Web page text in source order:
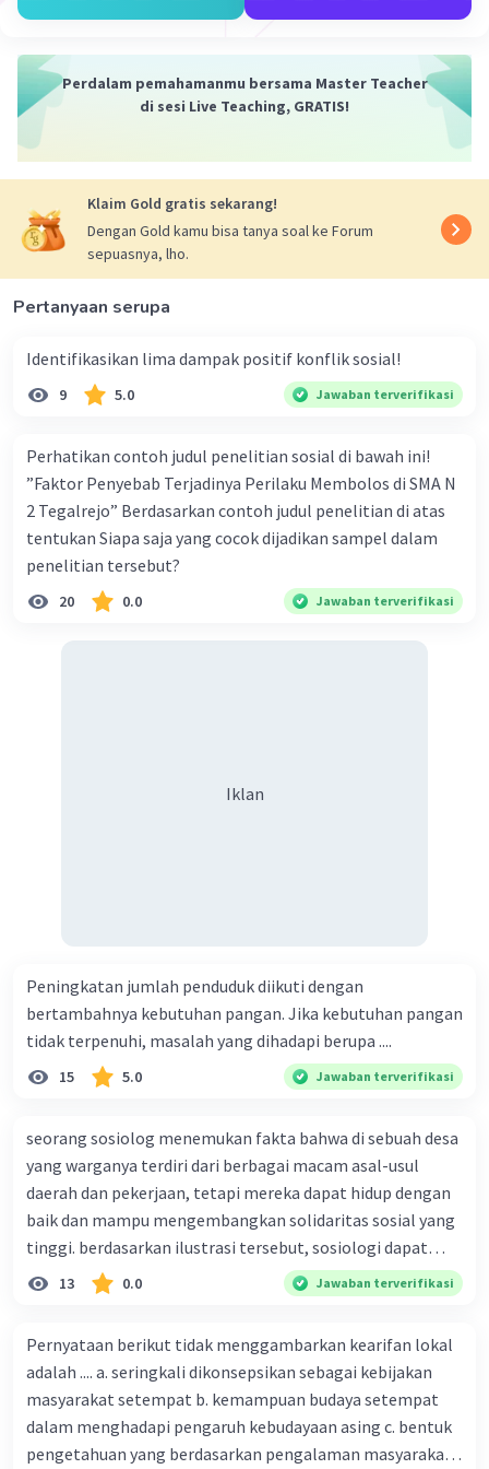
Perdalam pemahamanmu bersama Master Teacher
di sesi Live Teaching, GRATIS!
Klaim Gold gratis sekarang!
Dengan Gold kamu bisa tanya soal ke Forum
sepuasnya, lho.
Pertanyaan serupa
Identifikasikan lima dampak positif konflik sosial!
9 5.0 Jawaban terverifikasi
Perhatikan contoh judul penelitian sosial di bawah ini!
”Faktor Penyebab Terjadinya Perilaku Membolos di SMA N
2 Tegalrejo” Berdasarkan contoh judul penelitian di atas
tentukan Siapa saja yang cocok dijadikan sampel dalam
penelitian tersebut?
20 0.0 Jawaban terverifikasi
Iklan
Peningkatan jumlah penduduk diikuti dengan
bertambahnya kebutuhan pangan. Jika kebutuhan pangan
tidak terpenuhi, masalah yang dihadapi berupa ....
15 5.0 Jawaban terverifikasi
seorang sosiolog menemukan fakta bahwa di sebuah desa
yang warganya terdiri dari berbagai macam asal-usul
daerah dan pekerjaan, tetapi mereka dapat hidup dengan
baik dan mampu mengembangkan solidaritas sosial yang
tinggi. berdasarkan ilustrasi tersebut, sosiologi dapat
berfungsi sebagai ilmu yang ....
13 0.0 Jawaban terverifikasi
Pernyataan berikut tidak menggambarkan kearifan lokal
adalah .... a. seringkali dikonsepsikan sebagai kebijakan
masyarakat setempat b. kemampuan budaya setempat
dalam menghadapi pengaruh kebudayaan asing c. bentuk
pengetahuan yang berdasarkan pengalaman masyarakat